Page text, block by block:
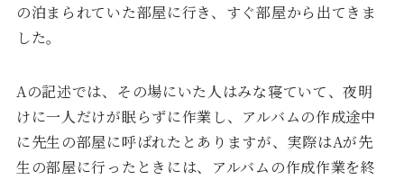
の泊まられていた部屋に行き、すぐ部屋から出てきま
した。
Aの記述では、その場にいた人はみな寝ていて、夜明
けに一人だけが眠らずに作業し、アルバムの作成途中
に先生の部屋に呼ばれたとありますが、実際はAが先
生の部屋に行ったときには、アルバムの作成作業を終